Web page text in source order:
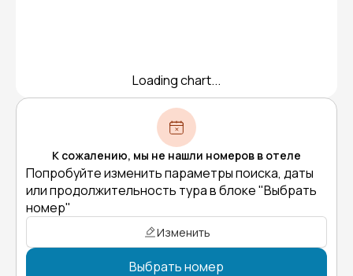
Loading chart...
К сожалению, мы не нашли номеров в отеле
Попробуйте изменить параметры поиска, даты
или продолжительность тура в блоке "Выбрать
номер"
Изменить
Выбрать номер